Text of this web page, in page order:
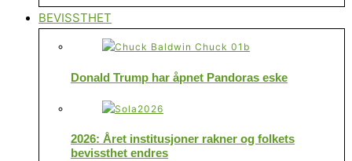
BEVISSTHET
Donald Trump har åpnet Pandoras eske
2026: Året institusjoner rakner og folkets
bevissthet endres